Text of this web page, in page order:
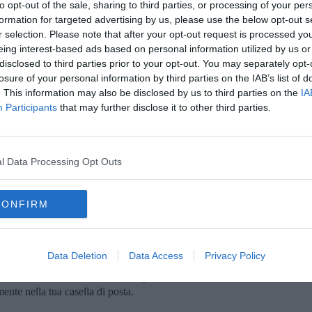
opt-out of the sale, sharing to third parties, or processing of your
for targeted advertising by us, please use the below opt-out
selection. Please note that after your opt-out request is processed
interest-based ads based on personal information utilized by us
to third parties prior to your opt-out. You may separately
of your personal information by third parties on the IAB’s list of
This information may also be disclosed by us to third parties on the
Participants that may further disclose it to other third parties.
Data Processing Opt Outs
Data Deletion Data Access Privacy Policy
su sito del Ministero della Salute è consultabile un elenco
alte temperature, in particolar modo nelle persone più fragili.
iscriviti alla
nella tua casella di posta.